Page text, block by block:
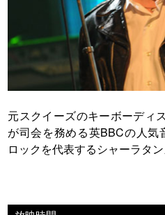
元スクイーズのキーボーディ
が司会を務める英BBCの人
ロックを代表するシャーラタン